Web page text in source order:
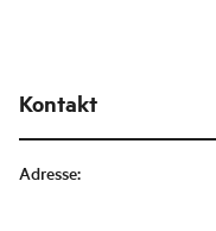
Kontakt
Adresse: